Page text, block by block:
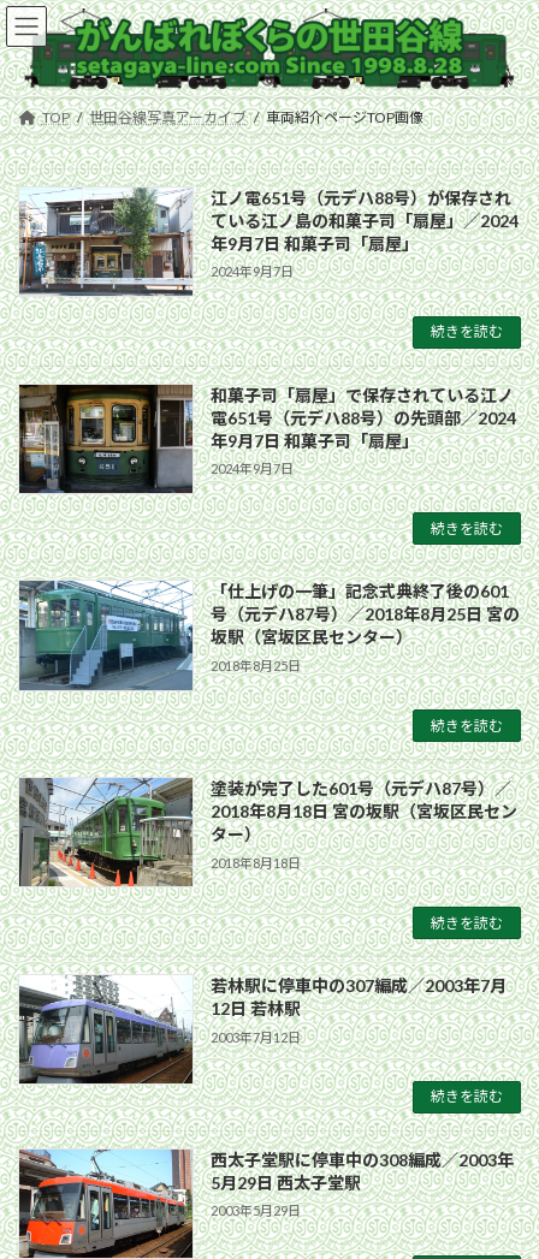
コ
ン
テ
ン
ツ
へ
ス
キ
ッ
プ
ナ
ビ
ゲ
ー
シ
ョ
ン
に
移
動
TOP 世田谷線写真アーカイブ 車両紹介ページTOP画像
江ノ電651号（元デハ88号）が保存され
ている江ノ島の和菓子司「扇屋」／2024
年9月7日 和菓子司「扇屋」
2024年9月7日
続きを読む
和菓子司「扇屋」で保存されている江ノ
電651号（元デハ88号）の先頭部／2024
年9月7日 和菓子司「扇屋」
2024年9月7日
続きを読む
「仕上げの一筆」記念式典終了後の601
号（元デハ87号）／2018年8月25日 宮の
坂駅（宮坂区民センター）
2018年8月25日
続きを読む
塗装が完了した601号（元デハ87号）／
2018年8月18日 宮の坂駅（宮坂区民セン
ター）
2018年8月18日
続きを読む
若林駅に停車中の307編成／2003年7月
12日 若林駅
2003年7月12日
続きを読む
西太子堂駅に停車中の308編成／2003年
5月29日 西太子堂駅
2003年5月29日